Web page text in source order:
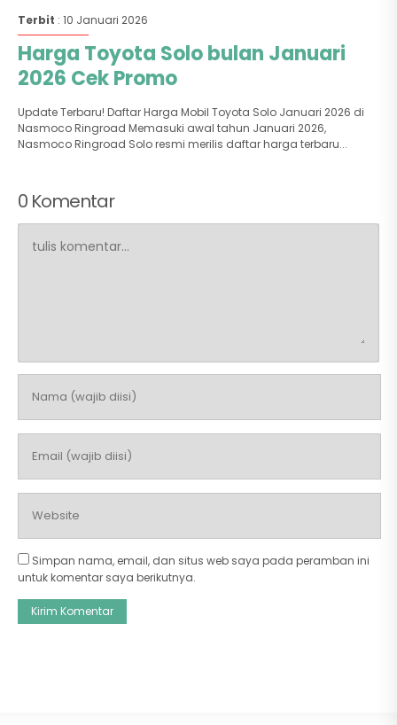
Terbit : 10 Januari 2026
Harga Toyota Solo bulan Januari
2026 Cek Promo
Update Terbaru! Daftar Harga Mobil Toyota Solo Januari 2026 di
Nasmoco Ringroad Memasuki awal tahun Januari 2026,
Nasmoco Ringroad Solo resmi merilis daftar harga terbaru...
0 Komentar
Simpan nama, email, dan situs web saya pada peramban ini
untuk komentar saya berikutnya.